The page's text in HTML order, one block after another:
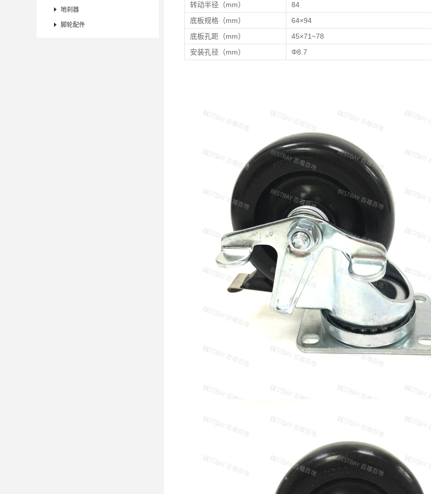
 地刹器
 脚轮配件
转动半径（mm）
84
底板规格（mm）
64×94
底板孔距（mm）
45×71~78
安装孔径（mm）
Φ8.7